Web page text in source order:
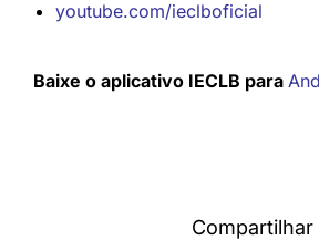
youtube.com/ieclboficial
Baixe o aplicativo IECLB para